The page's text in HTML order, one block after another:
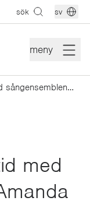
sök sv
meny
julkonsert: vintertid med sångensemblen amanda
med